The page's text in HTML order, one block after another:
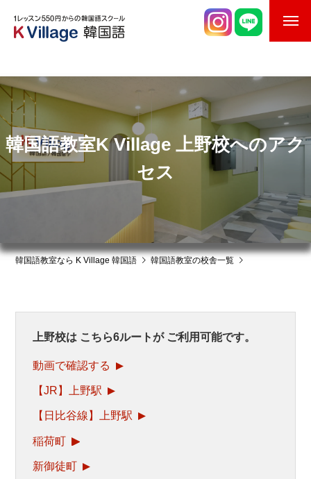
ご入校までの流れ
韓国語講師紹介
スケジュール
K Village韓国留学
韓国語お役立ちコラム
韓国語教室K Village 上野校へのアク
セス
韓国語教室なら K Village 韓国語 韓国語教室の校舎一覧
上野校は こちら6ルートが ご利用可能です。
動画で確認する
【JR】上野駅
【日比谷線】上野駅
稲荷町
新御徒町